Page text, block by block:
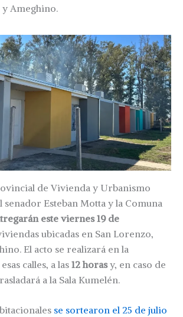
y Ameghino.
de Vivienda y Urbanismo
senador Esteban Motta y la Comuna
este viernes 19 de
ubicadas en San Lorenzo,
El acto se realizará en la
calles, a las 12 horasy, en caso de
a la Sala Kumelén.
se sortearon el 25 de julio